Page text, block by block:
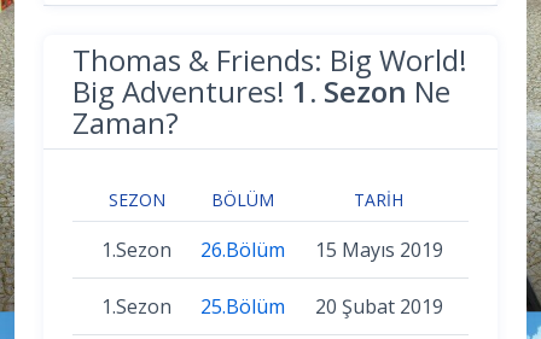
Thomas & Friends: Big World!
Big Adventures! 1. Sezon Ne
Zaman?
SEZON BÖLÜM TARIH
1.Sezon 26.Bölüm 15 Mayıs 2019
1.Sezon 25.Bölüm 20 Şubat 2019